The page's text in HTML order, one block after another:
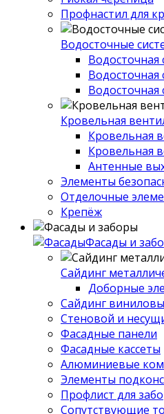
Профнастил для
Водосточные
Кровельная
Кровельная
Кровельная
Антенные
Элементы
Отделочные
Крепёж
Фасады и
Сайдинг
Доборные
Сайдинг
Стеновой и
Фасадные панели
Фасадные кассеты
Алюминиевые
Элементы
Профлист для
Сопутствующие